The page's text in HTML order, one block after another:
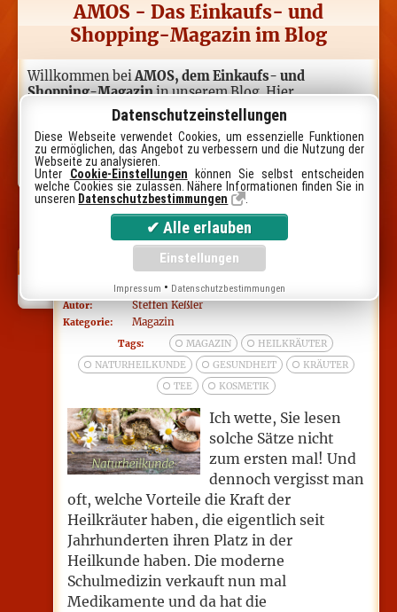
AMOS - Das Einkaufs- und
Shopping-Magazin im Blog
Willkommen beiAMOS, dem Einkaufs- und
Shopping-Magazinin unserem Blog. Hier
präsentieren wir in unregenmäßigen Abständen
Beiträge, in denen wir über den Tellerrand
hinausschauen. Dabei wollen wir unseren Lesern tolle
Einkaufslisten, Kultartikel oder bestimmte Produkte
aus Vergangenheit und Zukunft näher beleuchten.
Die neusten Blog-Beiträge
Naturheilkunde: Die natürliche Waffe
gegen alltägliche Beschwerden
Autor: Steffen Keßler
Kategorie: Magazin
Tags: MAGAZIN
HEILKRÄUTER
NATURHEILKUNDE
GESUNDHEIT
KRÄUTER
TEE
KOSMETIK
Ich wette, Sie lesen
solche Sätze nicht
zum ersten mal! Und
dennoch vergisst man
oft, welche Vorteile die Kraft der
Heilkräuter haben, die eigentlich seit
Jahrhunderten ihren Platz in der
Heilkunde haben. Die moderne
Schulmedizin verkauft nun mal
Medikamente und da hat die
Datenschutzeinstellungen
Diese Webseite verwendet Cookies, um essenzielle Funktionen
zu ermöglichen, das Angebot zu verbessern und die Nutzung der
Webseite zu analysieren.
Unter Cookie-Einstellungen können Sie selbst entscheiden
welche Cookies sie zulassen. Nähere Informationen finden Sie in
unseren Datenschutzbestimmungen
Impressum • Datenschutzbestimmungen